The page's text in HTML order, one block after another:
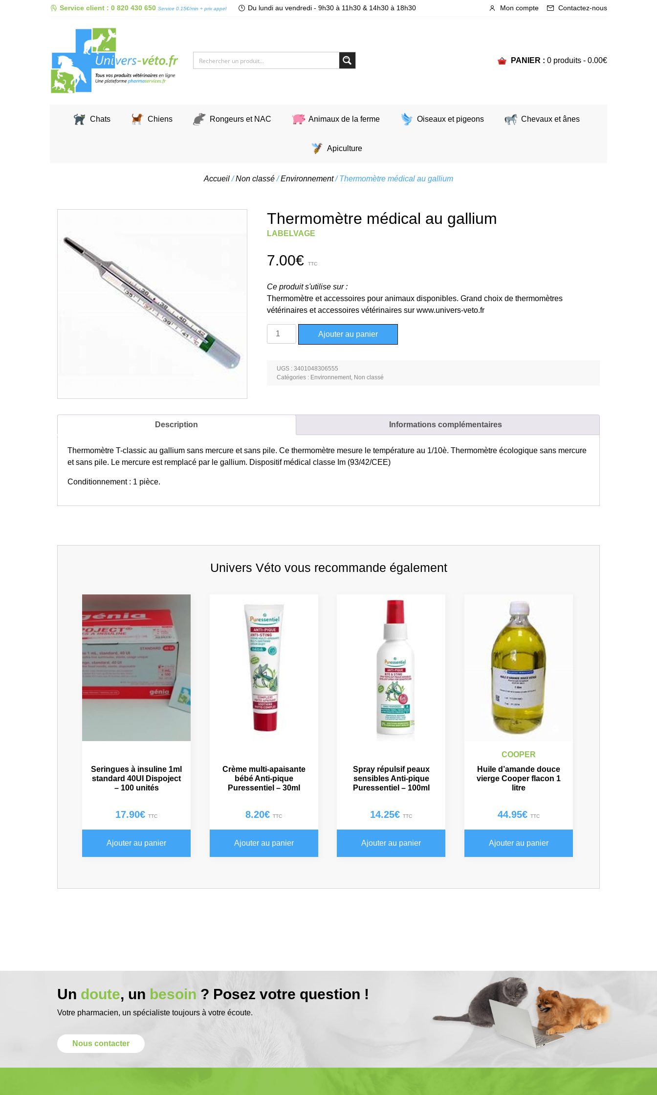
Service client : 0 820 430 650 Service 0.15€/min + prix appel Du lundi au vendredi - 9h30 à 11h30 & 14h30 à 18h30 Mon compte Contactez-nous
PANIER : 0 produits - 0.00€
Chats Chiens Rongeurs et NAC Animaux de la ferme Oiseaux et pigeons Chevaux et ânes
Apiculture
Accueil/Non classé/Environnement/ Thermomètre médical au gallium
Thermomètre médical au gallium
LABELVAGE
7.00€ TTC
Ce produit s'utilise sur :
Thermomètre et accessoires pour animaux disponibles. Grand choix de thermomètres
vétérinaires et accessoires vétérinaires sur www.univers-veto.fr
quantité
de
médical
Ajouter au panier
UGS : 3401048306555
Catégories : Environnement, Non classé
Description Informations complémentaires
Thermomètre T-classic au gallium sans mercure et sans pile. Ce thermomètre mesure le température au 1/10è. Thermomètre écologique sans mercure
et sans pile. Le mercure est remplacé par le gallium. Dispositif médical classe Im (93/42/CEE)
Conditionnement : 1 pièce.
Univers Véto vous recommande également
Seringues à insuline 1ml
standard 40UI Dispoject
– 100 unités
17.90€ TTC
Ajouter au panier
Crème multi-apaisante
bébé Anti-pique
Puressentiel – 30ml
8.20€ TTC
Ajouter au panier
Spray répulsif peaux
sensibles Anti-pique
Puressentiel – 100ml
14.25€ TTC
Ajouter au panier
COOPER
Huile d’amande douce
vierge Cooper flacon 1
litre
44.95€ TTC
Ajouter au panier
Un doute, un besoin ? Posez votre question !
Votre pharmacien, un spécialiste toujours à votre écoute.
Nous contacter